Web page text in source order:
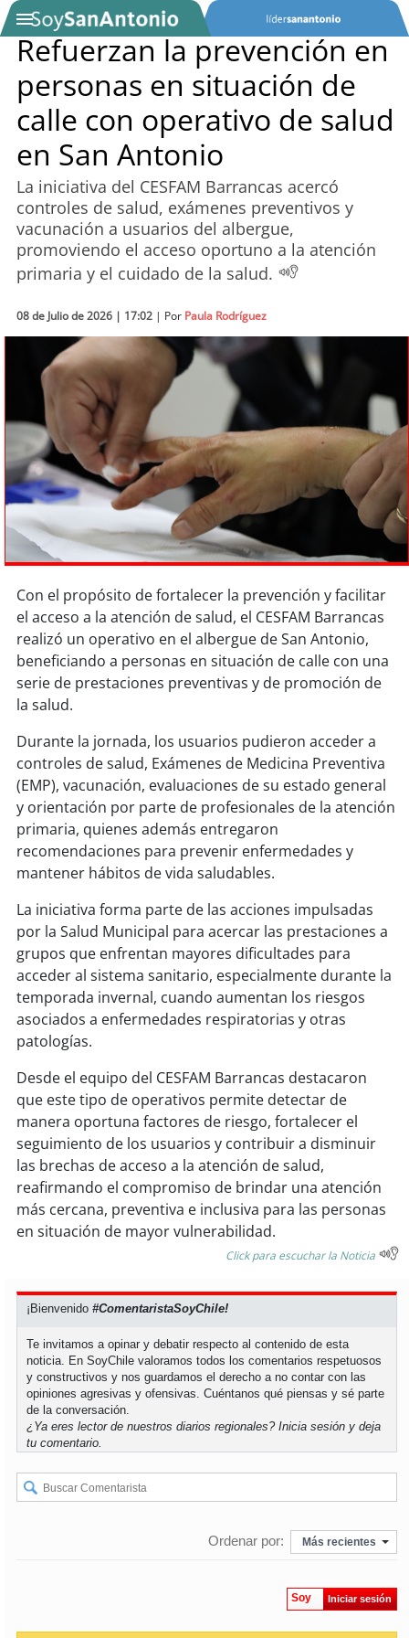
SOYTV
Podcast
Actualidad
Entretención
Economía
Tecnología
Sostenibilidad
soychile
soyarica
soy iquique
soycalama
soy antofagasta
soycopiapó
soyvalparaíso
soyquillota
soysanantonio
soychillán
soysancarlos
soy talcahuano
soyconcepción
soycoronel
soyarauco
soytemuco
soyvaldivia
soyosorno
soychiloé
Refuerzan la prevención en
personas en situación de
calle con operativo de salud
en San Antonio
La iniciativa del CESFAM Barrancas acercó
controles de salud, exámenes preventivos y
vacunación a usuarios del albergue,
promoviendo el acceso oportuno a la atención
primaria y el cuidado de la salud.
08 de Julio de 2026 | 17:02 | Por Paula Rodríguez
Con el propósito de fortalecer la prevención y facilitar
el acceso a la atención de salud, el CESFAM Barrancas
realizó un operativo en el albergue de San Antonio,
beneficiando a personas en situación de calle con una
serie de prestaciones preventivas y de promoción de
la salud.
Durante la jornada, los usuarios pudieron acceder a
controles de salud, Exámenes de Medicina Preventiva
(EMP), vacunación, evaluaciones de su estado general
y orientación por parte de profesionales de la atención
primaria, quienes además entregaron
recomendaciones para prevenir enfermedades y
mantener hábitos de vida saludables.
La iniciativa forma parte de las acciones impulsadas
por la Salud Municipal para acercar las prestaciones a
grupos que enfrentan mayores dificultades para
acceder al sistema sanitario, especialmente durante la
temporada invernal, cuando aumentan los riesgos
asociados a enfermedades respiratorias y otras
patologías.
Desde el equipo del CESFAM Barrancas destacaron
que este tipo de operativos permite detectar de
manera oportuna factores de riesgo, fortalecer el
seguimiento de los usuarios y contribuir a disminuir
las brechas de acceso a la atención de salud,
reafirmando el compromiso de brindar una atención
más cercana, preventiva e inclusiva para las personas
en situación de mayor vulnerabilidad.
Click para escuchar la Noticia
¡Bienvenido#ComentaristaSoyChile!
Te invitamos a opinar y debatir respecto al contenido de esta
noticia. En SoyChile valoramos todos los comentarios respetuosos
y constructivos y nos guardamos el derecho a no contar con las
opiniones agresivas y ofensivas. Cuéntanos qué piensas y sé parte
de la conversación.
¿Ya eres lector de nuestros diarios regionales?Inicia sesión y deja
tu comentario.
Ordenar por: Más recientes
Soy Iniciar sesión